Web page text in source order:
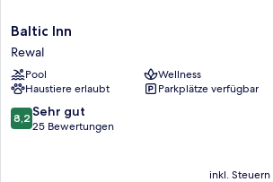
Baltic
Inn
Rewal
Baltic Inn
Rewal
Pool
Wellness
Haustiere erlaubt
Parkplätze verfügbar
8.2
von
8,2 Sehr gut
25 Bewertungen
inkl.